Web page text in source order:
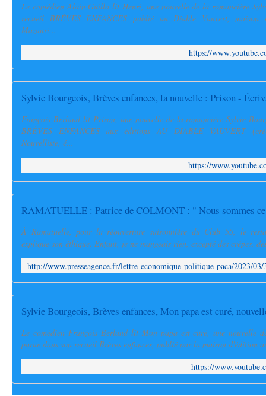
Le comédien Alain Guillo lit Henri, une nouvelle de la romancière
recueil BRÈVES ENFANCES publié au Diable Vauvert,
Mazauri...
https://
Sylvie Bourgeois, Brèves enfances, la nouvelle : Prison -
François Berland lit Prison, une nouvelle de la romancière Sylvie
BRÈVES ENFANCES aux éditions AU DIABLE VAUVERT
Nouvelliste, é...
https://
À Ramatuelle, pour la réouverture saisonnière du Club 55, le
explique son éthique. Enfant, je ne mangeais rien, excepté des crêpes,
Sylvie Bourgeois, Brèves enfances, Mon papa est curé,
Le comédien François Berland lit Mon papa est curé, une nouvelle
parue dans son recueil Brèves enfances, publié par la maison d'édition
https://